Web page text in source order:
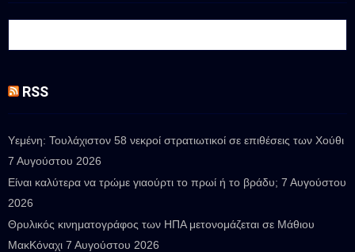
RSS
Υεμένη: Τουλάχιστον 58 νεκροί στρατιωτικοί σε επιθέσεις των Χούθι
7 Αυγούστου 2026
Είναι καλύτερα να τρώμε γιαούρτι το πρωί ή το βράδυ; 7 Αυγούστου
2026
Θρυλικός κινηματογράφος των ΗΠΑ μετονομάζεται σε Μάθιου
ΜακΚόναχι 7 Αυγούστου 2026